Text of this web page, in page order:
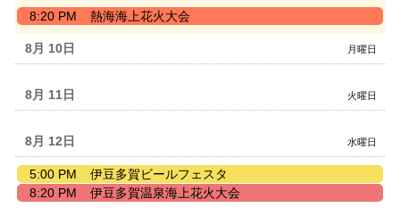
日
曜
日,
8
9th
2026
8:20 PM 熱海海上花火大会
月曜日
8月 10
火曜日
8月 11
水曜日
8月 12
水
曜
日,
5:00 PM
伊豆多賀ビールフェスタ
水8:20 PM 伊豆多賀温泉海上花火大会